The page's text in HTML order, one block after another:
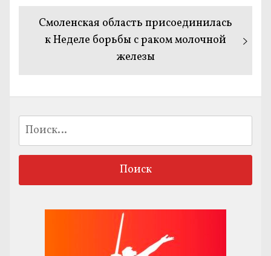
Следующая
запись:
Смоленская область присоединилась
к Неделе борьбы с раком молочной
железы
Найти: